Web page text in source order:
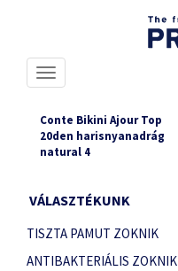
Conte Bikini Ajour Top
20den harisnyanadrág
natural 4
VÁLASZTÉKUNK
TISZTA PAMUT ZOKNIK
ANTIBAKTERIÁLIS ZOKNIK